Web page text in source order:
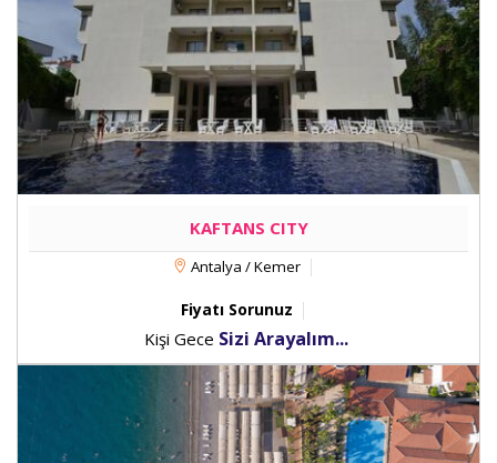
KAFTANS CITY
Antalya / Kemer
Fiyatı Sorunuz
Kişi Gece Sizi Arayalım...